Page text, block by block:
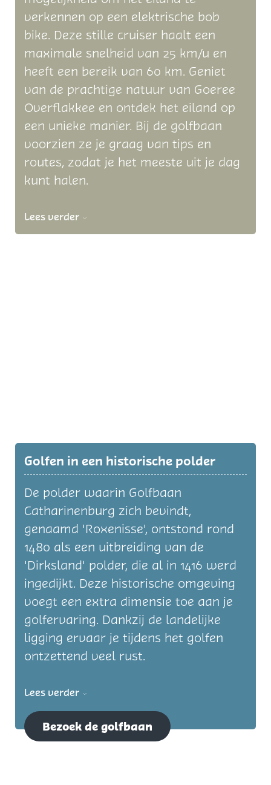
verkennen op een elektrische bob
bike. Deze stille cruiser haalt een
maximale snelheid van 25 km/u en
heeft een bereik van 60 km. Geniet
van de prachtige natuur van Goeree
Overflakkee en ontdek het eiland op
een unieke manier. Bij de golfbaan
voorzien ze je graag van tips en
routes, zodat je het meeste uit je dag
kunt halen.
Lees verder
Golfen in een historische polder
De polder waarin Golfbaan
Catharinenburg zich bevindt,
genaamd 'Roxenisse', ontstond rond
1480 als een uitbreiding van de
'Dirksland' polder, die al in 1416 werd
ingedijkt. Deze historische omgeving
voegt een extra dimensie toe aan je
golfervaring. Dankzij de landelijke
ligging ervaar je tijdens het golfen
ontzettend veel rust.
Lees verder
Bezoek de golfbaan